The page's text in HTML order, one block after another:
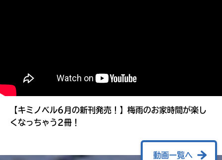
【キミノベル6月の新刊発売！】梅雨のお家時間が楽し
くなっちゃう2冊！
動画一覧へ